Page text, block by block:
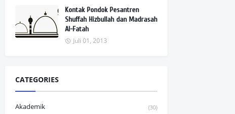
Kontak Pondok Pesantren
Shuffah Hizbullah dan Madrasah
Al-Fatah
Juli 01, 2013
CATEGORIES
Akademik (30)